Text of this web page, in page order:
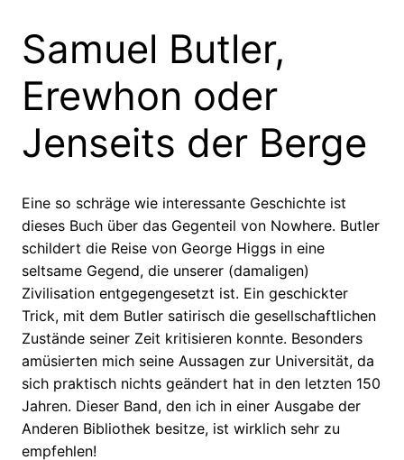
Samuel Butler,
Erewhon oder
Jenseits der Berge
Eine so schräge wie interessante Geschichte ist
dieses Buch über das Gegenteil von Nowhere. Butler
schildert die Reise von George Higgs in eine
seltsame Gegend, die unserer (damaligen)
Zivilisation entgegengesetzt ist. Ein geschickter
Trick, mit dem Butler satirisch die gesellschaftlichen
Zustände seiner Zeit kritisieren konnte. Besonders
amüsierten mich seine Aussagen zur Universität, da
sich praktisch nichts geändert hat in den letzten 150
Jahren. Dieser Band, den ich in einer Ausgabe der
Anderen Bibliothek besitze, ist wirklich sehr zu
empfehlen!